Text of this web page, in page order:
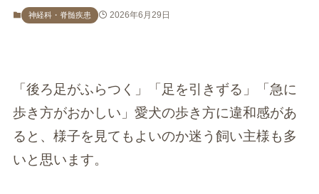
神経科・脊髄疾患 2026年6月29日
「後ろ足がふらつく」「足を引きずる」「急に
歩き方がおかしい」愛犬の歩き方に違和感があ
ると、様子を見てもよいのか迷う飼い主様も多
いと思います。